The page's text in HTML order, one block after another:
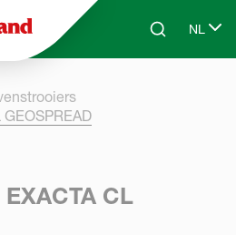
Skip to main contentSearchNL
Select
CL